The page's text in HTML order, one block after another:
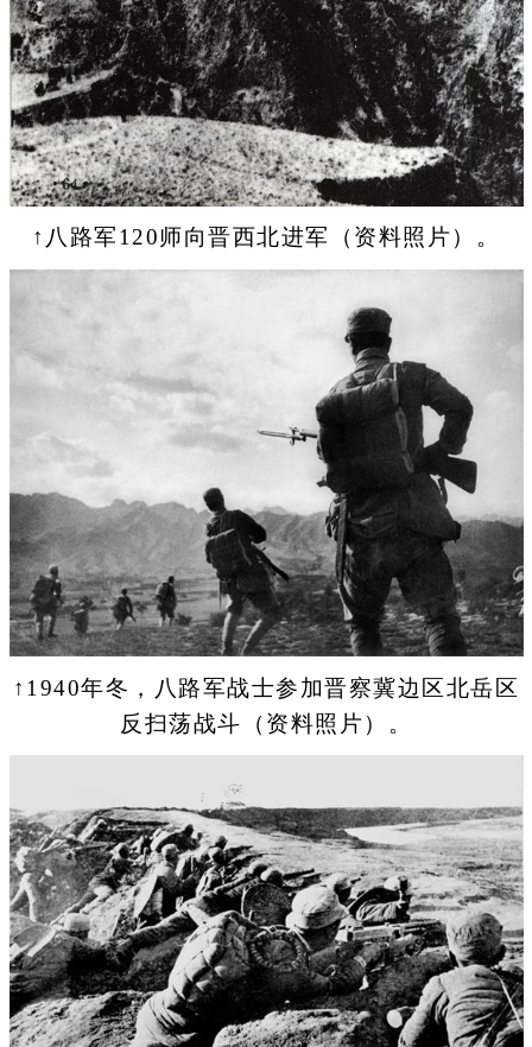
↑八路军120师向晋西北进军（资料照片）。
↑1940年冬，八路军战士参加晋察冀边区北岳区
反扫荡战斗（资料照片）。